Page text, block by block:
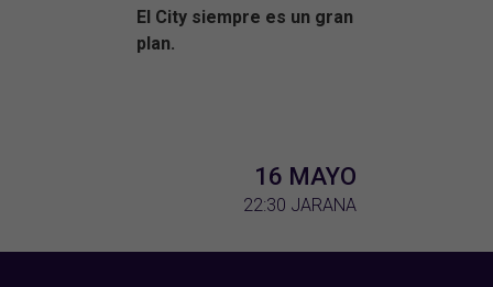
El City siempre es un gran
plan.
16 MAYO
22:30 JARANA